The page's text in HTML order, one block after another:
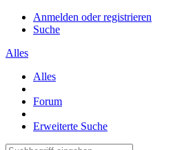
Anmelden oder registrieren
Suche
Alles
Alles
Forum
Erweiterte Suche